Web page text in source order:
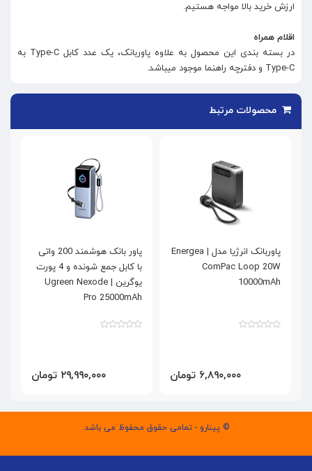
ارزش خرید بالا مواجه هستیم.
اقلام همراه
در بسته بندی این محصول به علاوه پاوربانک، یک عدد کابل Type-C به
Type-C و دفترچه راهنما موجود میباشد.
محصولات مرتبط
پاور بانک هوشمند 200 واتی
با کابل جمع شونده و 4 پورت
یوگرین | Ugreen Nexode
Pro 25000mAh
۲۹,۹۹۰,۰۰۰ تومان
پاوربانک انرژیا مدل | Energea
ComPac Loop 20W
10000mAh
۶,۸۹۰,۰۰۰ تومان
© پینارو - تمامی حقوق محفوظ می باشد.